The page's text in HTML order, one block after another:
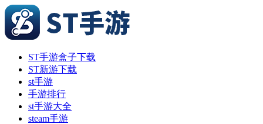
ST手游盒子下载
ST新游下载
st手游
手游排行
st手游大全
steam手游